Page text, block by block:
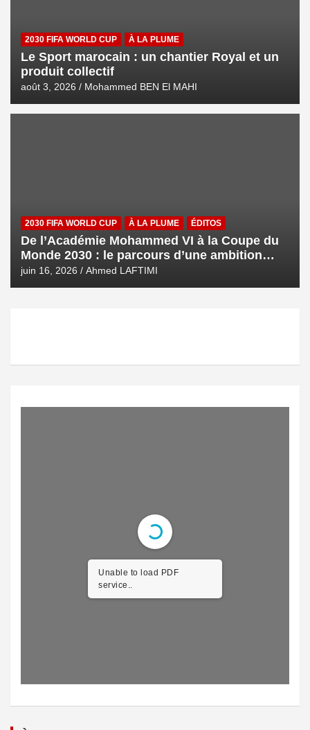
2030 FIFA WORLD CUP À LA PLUME
Le Sport marocain : un chantier Royal et un
produit collectif
août 3, 2026 Mohammed BEN El MAHI
2030 FIFA WORLD CUP À LA PLUME ÉDITOS
De l’Académie Mohammed VI à la Coupe du
Monde 2030 : le parcours d’une ambition
royale
juin 16, 2026 Ahmed LAFTIMI
Unable to load PDF
service..